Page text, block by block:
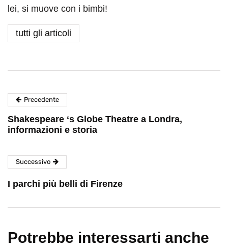
lei, si muove con i bimbi!
tutti gli articoli
Precedente
Shakespeare ‘s Globe Theatre a Londra,
informazioni e storia
Successivo
I parchi più belli di Firenze
Potrebbe interessarti anche